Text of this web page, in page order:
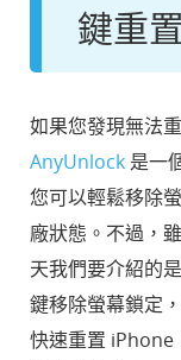
鍵重
如果您發現無法
AnyUnlock 是一
您可以輕鬆移除
廠狀態。不過，
天我們要介紹的
鍵移除螢幕鎖定
快速重置 iPhone